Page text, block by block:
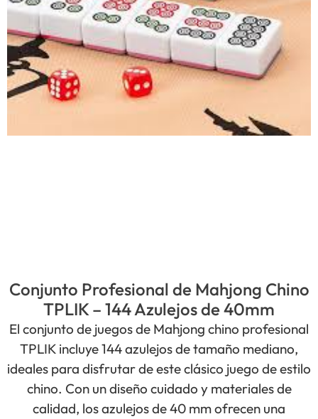
Conjunto Profesional de Mahjong Chino
TPLIK – 144 Azulejos de 40mm
El conjunto de juegos de Mahjong chino profesional
TPLIK incluye 144 azulejos de tamaño mediano,
ideales para disfrutar de este clásico juego de estilo
chino. Con un diseño cuidado y materiales de
calidad, los azulejos de 40 mm ofrecen una